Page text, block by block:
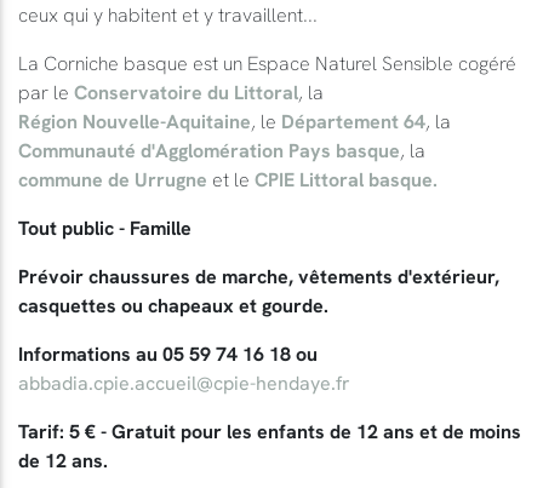
ceux qui y habitent et y travaillent...
La Corniche basque est un Espace Naturel Sensible cogéré
par le Conservatoire du Littoral, la
Région Nouvelle-Aquitaine, le Département 64, la
Communauté d'Agglomération Pays basque, la
commune de Urrugne et le CPIE Littoral basque.
Tout public - Famille
Prévoir chaussures de marche, vêtements d'extérieur,
casquettes ou chapeaux et gourde.
Informations au 05 59 74 16 18 ou
abbadia.cpie.accueil@cpie-hendaye.fr
Tarif: 5 € - Gratuit pour les enfants de 12 ans et de moins
de 12 ans.